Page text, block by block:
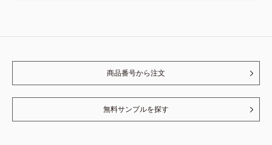
商品番号から注文
無料サンプルを探す